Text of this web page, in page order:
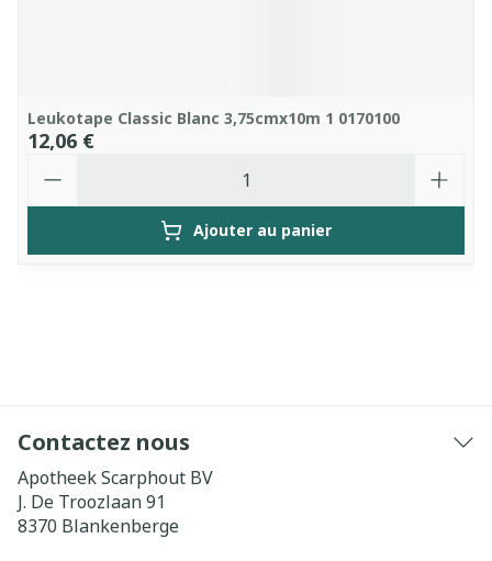
Leukotape Classic Blanc 3,75cmx10m 1 0170100
12,06 €
Ajouter au panier
Contactez nous
Apotheek Scarphout BV
J. De Troozlaan 91
8370 Blankenberge